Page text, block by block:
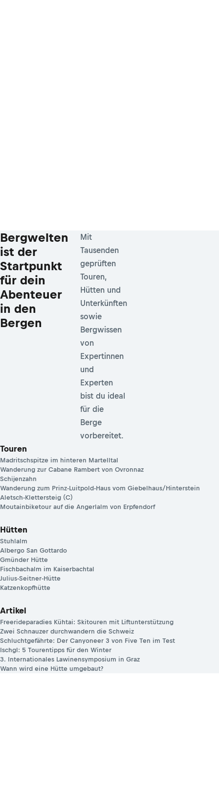
Bergwelten
ist der
Startpunkt
für dein
Abenteuer
in den
Bergen
Mit
Tausenden
geprüften
Touren,
Hütten und
Unterkünften
sowie
Bergwissen
von
Expertinnen
und
Experten
bist du ideal
für die
Berge
vorbereitet.
Touren
Madritschspitze im hinteren Martelltal
Wanderung zur Cabane Rambert von Ovronnaz
Schijenzahn
Wanderung zum Prinz-Luitpold-Haus vom Giebelhaus/Hinterstein
Aletsch-Klettersteig (C)
Moutainbiketour auf die Angerlalm von Erpfendorf
Hütten
Stuhlalm
Albergo San Gottardo
Gmünder Hütte
Fischbachalm im Kaiserbachtal
Julius-Seitner-Hütte
Katzenkopfhütte
Artikel
Freerideparadies Kühtai: Skitouren mit Liftunterstützung
Zwei Schnauzer durchwandern die Schweiz
Schluchtgefährte: Der Canyoneer 3 von Five Ten im Test
Ischgl: 5 Tourentipps für den Winter
3. Internationales Lawinensymposium in Graz
Wann wird eine Hütte umgebaut?